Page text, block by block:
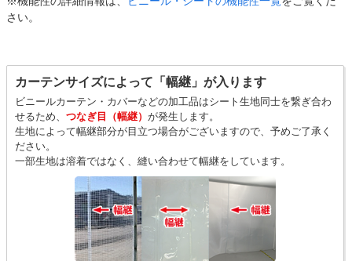
さい。
カーテンサイズによって「幅継」が入ります
ビニールカーテン・カバーなどの加工品はシート生地同士を繋ぎ合わ
せるため、 つなぎ目（幅継） が発生します。
生地によって幅継部分が目立つ場合がございますので、予めご了承く
ださい。
一部生地は溶着ではなく、縫い合わせて幅継をしています。